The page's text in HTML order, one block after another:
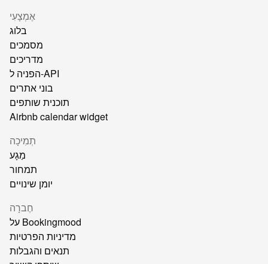
אֶמְצָעִי
בלוג
מסמכים
מדריכים
הפניה ל-API
בוני אתרים
תוכנית שותפים
Airbnb calendar widget
תְמִיכָה
מַגָע
תמחור
יומן שינויים
חֶברָה
על Bookingmood
מדיניות הפרטיות
תנאים והגבלות